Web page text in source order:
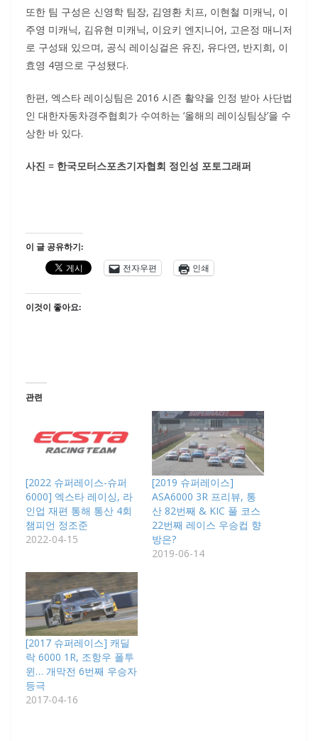
또한 팀 구성은 신영학 팀장, 김영환 치프, 이현철 미캐닉, 이
주영 미캐닉, 김유현 미캐닉, 이요키 엔지니어, 고은정 매니저
로 구성돼 있으며, 공식 레이싱걸은 유진, 유다연, 반지희, 이
효영 4명으로 구성됐다.
한편, 엑스타 레이싱팀은 2016 시즌 활약을 인정 받아 사단법
인 대한자동차경주협회가 수여하는 ‘올해의 레이싱팀상’을 수
상한 바 있다.
사진 = 한국모터스포츠기자협회 정인성 포토그래퍼
이 글 공유하기:
전자우편
인쇄
이것이 좋아요:
관련
[2022 슈퍼레이스-슈퍼
6000] 엑스타 레이싱, 라
인업 재편 통해 통산 4회
챔피언 정조준
2022-04-15
[2019 슈퍼레이스]
ASA6000 3R 프리뷰, 통
산 82번째 & KIC 풀 코스
22번째 레이스 우승컵 향
방은?
2019-06-14
[2017 슈퍼레이스] 캐딜
락 6000 1R, 조항우 폴투
윈… 개막전 6번째 우승자
등극
2017-04-16